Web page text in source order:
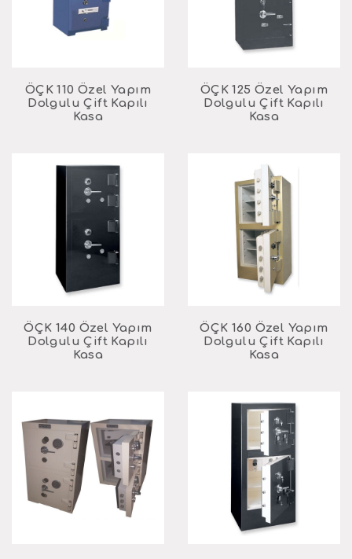
ÖÇK 110 Özel Yapım
Dolgulu Çift Kapılı
Kasa
ÖÇK 125 Özel Yapım
Dolgulu Çift Kapılı
Kasa
ÖÇK 140 Özel Yapım
Dolgulu Çift Kapılı
Kasa
ÖÇK 160 Özel Yapım
Dolgulu Çift Kapılı
Kasa